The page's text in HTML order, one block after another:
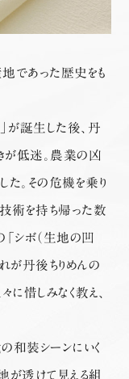
であった歴史をも
が誕生した後、丹
が低迷。農業の凶
た。その危機を乗り
技術を持ち帰った数
シボ（生地の凹
が丹後ちりめんの
に惜しみなく教え、
装シーンにいく
が透けて見える組